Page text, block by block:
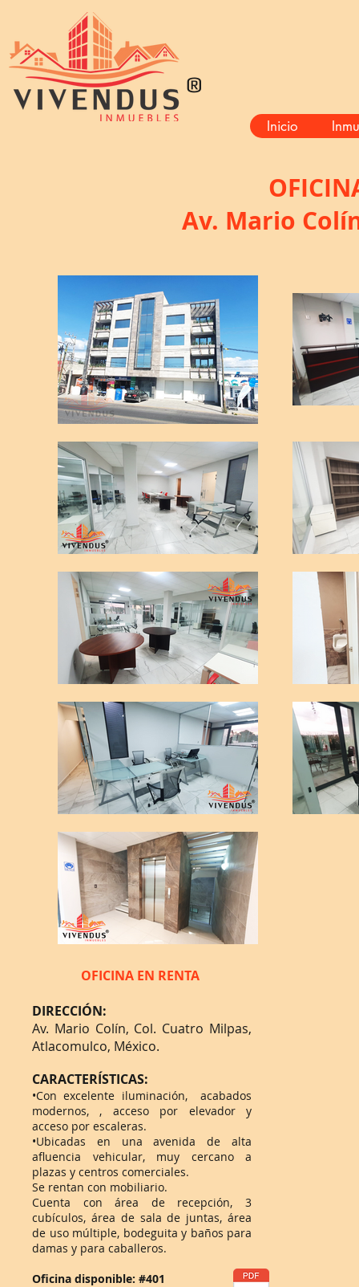
®
Inicio
Av. Mario
OFICINA EN RENTA
DIRECCIÓN:
Av. Mario Colín, Col. Cuatro Milpas,
Atlacomulco, México.
CARACTERÍSTICAS:
•Con excelente iluminación, acabados
modernos, , acceso por elevador y
acceso por escaleras.
•Ubicadas en una avenida de alta
afluencia vehicular, muy cercano a
plazas y centros comerciales.
Se rentan con mobiliario.
Cuenta con área de recepción, 3
cubículos, área de sala de juntas, área
de uso múltiple, bodeguita y baños para
damas y para caballeros.
Oficina disponible: #401